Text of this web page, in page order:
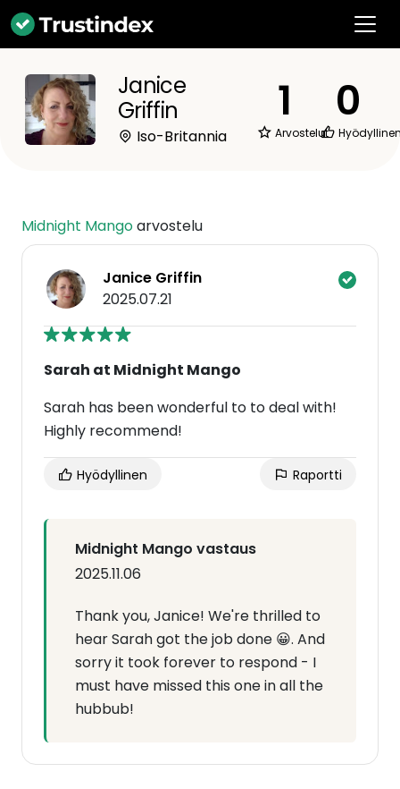
Janice
Griffin
Iso-Britannia
1
Arvostelut
0
Midnight Mangoarvostelu
Janice Griffin
2025.07.21
Sarah at Midnight Mango
Sarah has been wonderful to to deal with!
Highly recommend!
Hyödyllinen Raportti
Midnight Mango vastaus
2025.11.06
Thank you, Janice! We're thrilled to
hear Sarah got the job done 😀. And
sorry it took forever to respond - I
must have missed this one in all the
hubbub!